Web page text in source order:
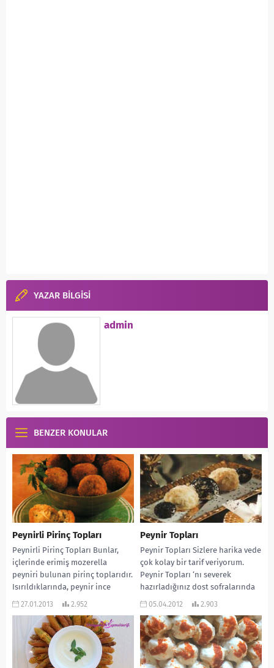
YAZAR BİLGİSİ
admin
BENZER KONULAR
Peynirli Pirinç Topları
Peynirli Pirinç Topları Bunlar,
içlerinde erimiş mozerella
peyniri bulunan pirinç toplarıdır.
Isırıldıklarında, peynir ince
şeritler halinde sündüğü için
27.01.2013 2.952
Peynir Topları
Peynir Topları Sizlere harika vede
çok kolay bir tarif veriyorum.
Peynir Topları ‘nı severek
hazırladığınız dost sofralarında
aperatif olarak sunabilirsiniz....
05.04.2012 2.903